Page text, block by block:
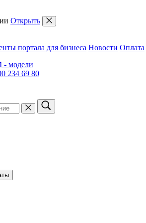
Открыть
портала для бизнеса Новости Оплата
- модели
234 69 80